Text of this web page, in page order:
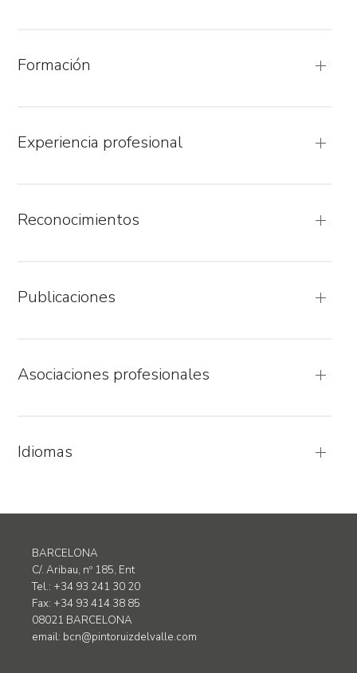
Formación
Experiencia profesional
Reconocimientos
Publicaciones
Asociaciones profesionales
Idiomas
BARCELONA
C/. Aribau, nº 185, Ent
Tel.: +34 93 241 30 20
Fax: +34 93 414 38 85
08021 BARCELONA
email: bcn@pintoruizdelvalle.com